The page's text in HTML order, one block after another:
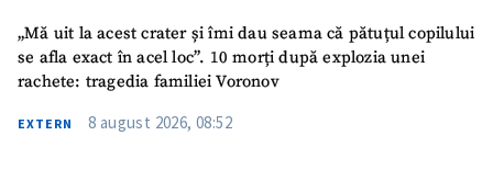
„Mă uit la acest crater și îmi dau seama că pătuțul copilului
se afla exact în acel loc”. 10 morți după explozia unei
rachete: tragedia familiei Voronov
EXTERN 8 august 2026, 08:52
ȘTIREA MEA